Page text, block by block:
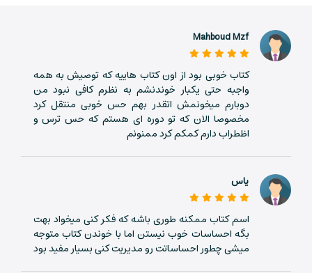
Mahboud Mzf
کتاب خوبی بود از اون کتاب هاییه که توصیش به همه
واجبه حتی یکبار خوندنشم به نظرم کافی نبود من
دوبارم میخونمش اتقدر بهم حس خوبی منتقل کرد
مخصوصا الان که تو دوره ای هستم که حس ترس و
اظطراب دارم کمکم کرد ممنونم
یاس
اسم کتاب ممکنه طوری باشه که فکر کنی میخواد بهت
بگه احساسات خوب نیستن اما با خوندن کتاب متوجه
میشی چطور احساساتت رو مدیریت کنی بسیار مفید بود